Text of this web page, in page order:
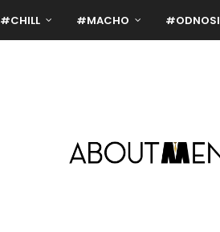
#CHILL #MACHO #ODNOSI